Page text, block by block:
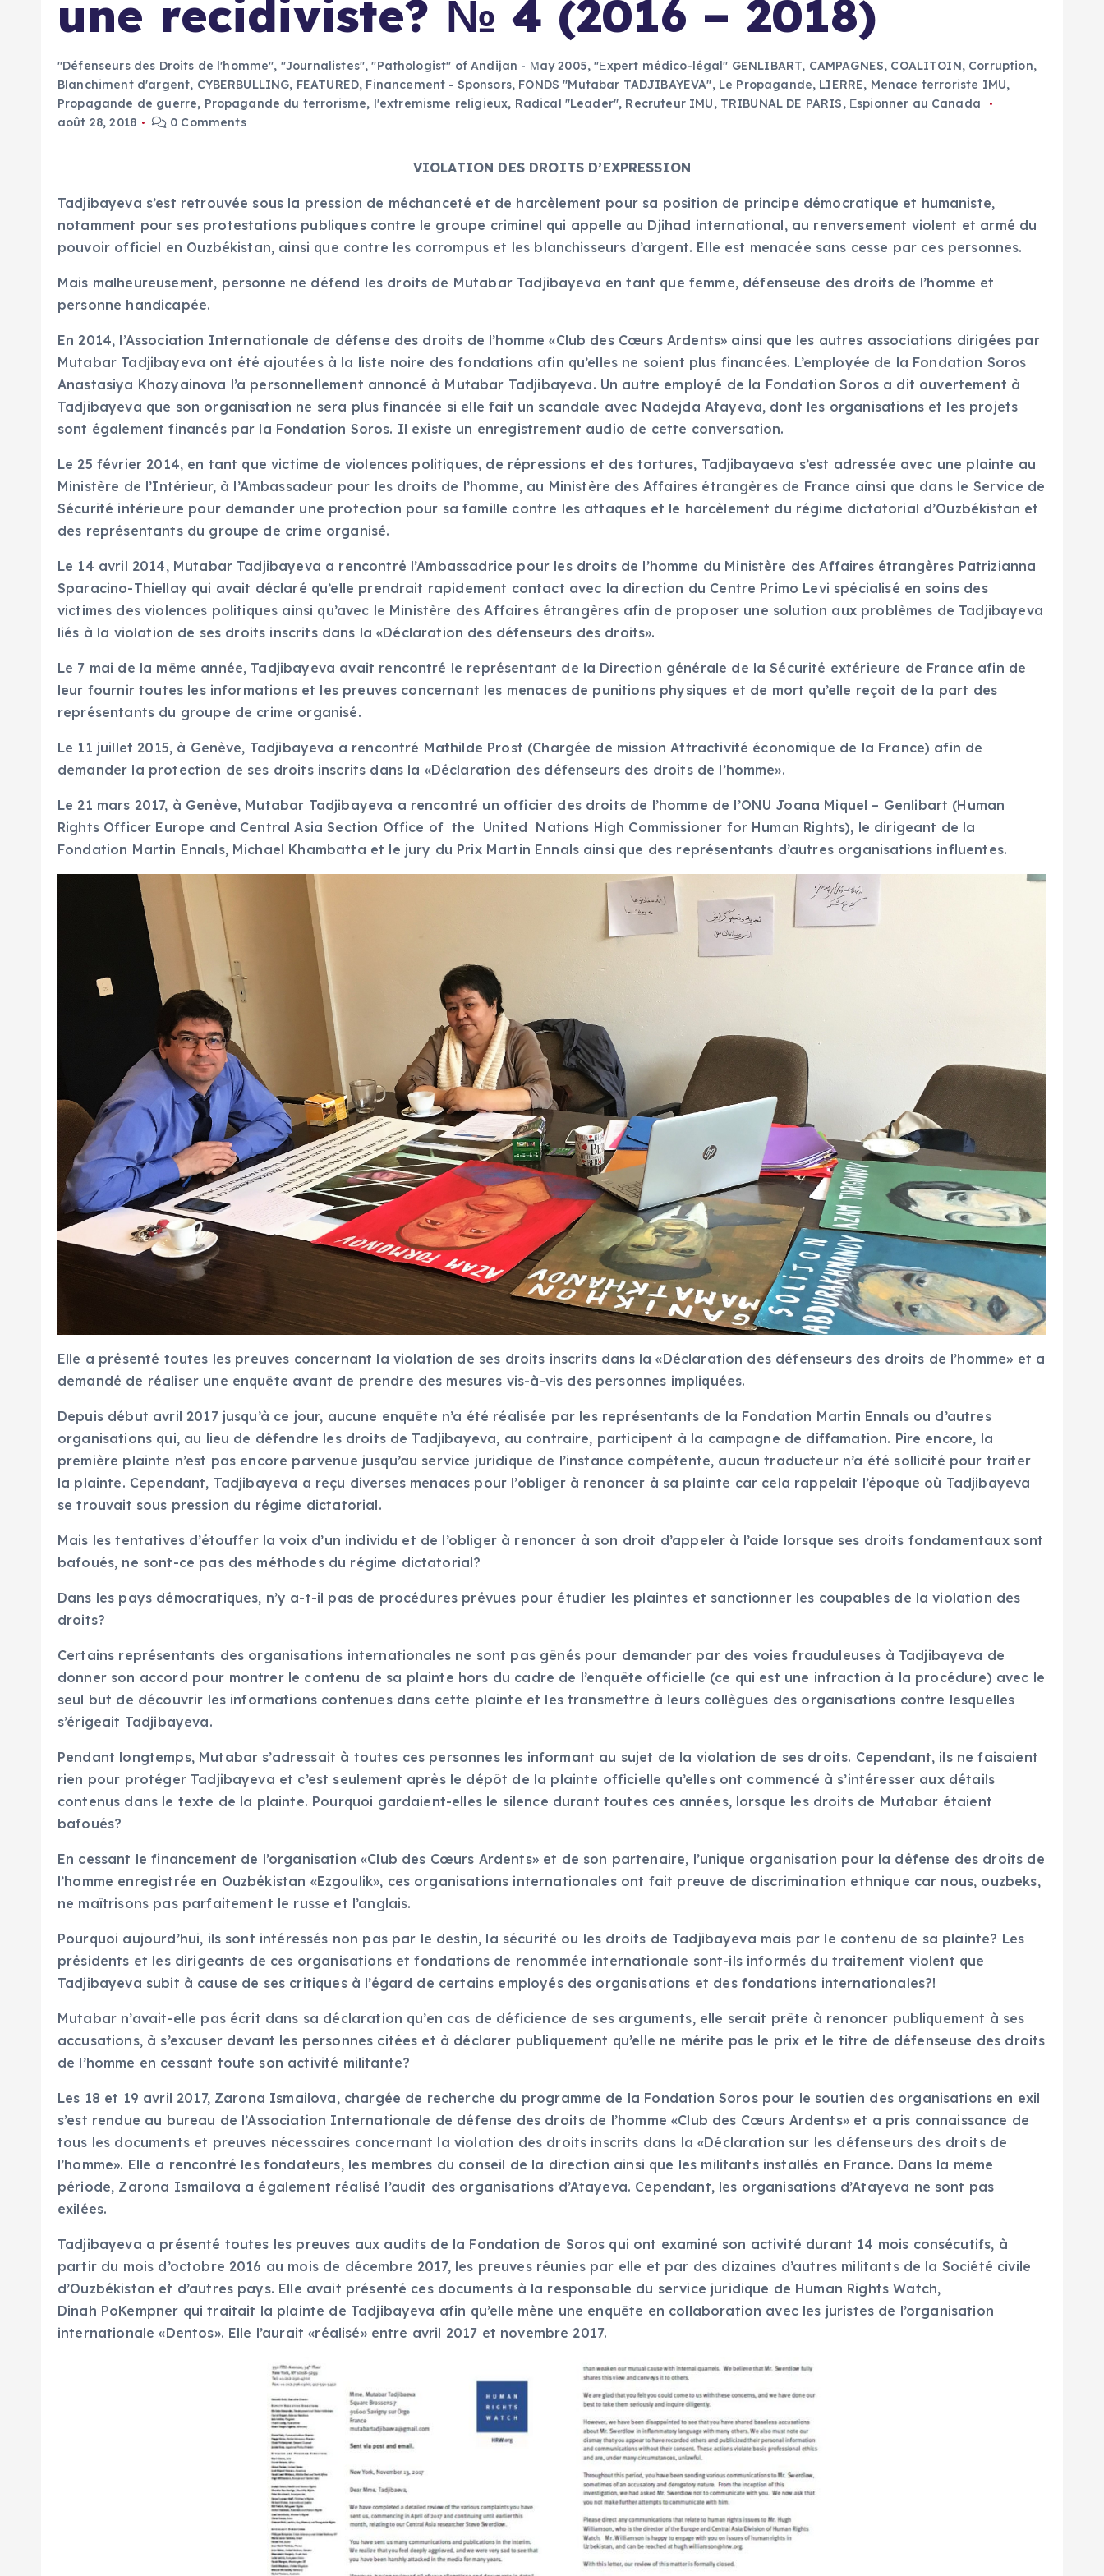
une recidiviste? № 4 (2016 – 2018)
"Défenseurs des Droits de l'homme", "Journalistes","Pathologist" of Andijan - Мay 2005,"Еxpert médico-légal" GENLIBART, CAMPAGNES, COALITOIN, Corruption,
Blanchiment d'argent, CYBERBULLING, FEATURED, Financement - Sponsors, FONDS "Mutabar TADJIBAYEVA", Le Propagande, LIERRE, Menace terroriste IMU,
Propagande de guerre, Propagande du terrorisme, l'extremisme religieux, Radical "Leader", Recruteur IMU, TRIBUNAL DE PARIS, Еspionner au Canada
août 28, 2018
0 Comments
VIOLATION DES DROITS D’EXPRESSION
Tadjibayeva s’est retrouvée sous la pression de méchanceté et de harcèlement pour sa position de principe démocratique et humaniste,
notamment pour ses protestations publiques contre le groupe criminel qui appelle au Djihad international, au renversement violent et armé du
pouvoir officiel en Ouzbékistan, ainsi que contre les corrompus et les blanchisseurs d’argent. Elle est menacée sans cesse par ces personnes.
Mais malheureusement, personne ne défend les droits de Mutabar Tadjibayeva en tant que femme, défenseuse des droits de l’homme et
personne handicapée.
En 2014, l’Association Internationale de défense des droits de l’homme «Club des Cœurs Ardents» ainsi que les autres associations dirigées par
Mutabar Tadjibayeva ont été ajoutées à la liste noire des fondations afin qu’elles ne soient plus financées. L’employée de la Fondation Soros
Anastasiya Khozyainova l’a personnellement annoncé à Mutabar Tadjibayeva. Un autre employé de la Fondation Soros a dit ouvertement à
Tadjibayeva que son organisation ne sera plus financée si elle fait un scandale avec Nadejda Atayeva, dont les organisations et les projets
sont également financés par la Fondation Soros. Il existe un enregistrement audio de cette conversation.
Le 25 février 2014, en tant que victime de violences politiques, de répressions et des tortures, Tadjibayaeva s’est adressée avec une plainte au
Ministère de l’Intérieur, à l’Ambassadeur pour les droits de l’homme, au Ministère des Affaires étrangères de France ainsi que dans le Service de
Sécurité intérieure pour demander une protection pour sa famille contre les attaques et le harcèlement du régime dictatorial d’Ouzbékistan et
des représentants du groupe de crime organisé.
Le 14 avril 2014, Mutabar Tadjibayeva a rencontré l’Ambassadrice pour les droits de l’homme du Ministère des Affaires étrangères Patrizianna
Sparacino-Thiellay qui avait déclaré qu’elle prendrait rapidement contact avec la direction du Centre Primo Levi spécialisé en soins des
victimes des violences politiques ainsi qu’avec le Ministère des Affaires étrangères afin de proposer une solution aux problèmes de Tadjibayeva
liés à la violation de ses droits inscrits dans la «Déclaration des défenseurs des droits».
Le 7 mai de la même année, Tadjibayeva avait rencontré le représentant de la Direction générale de la Sécurité extérieure de France afin de
leur fournir toutes les informations et les preuves concernant les menaces de punitions physiques et de mort qu’elle reçoit de la part des
représentants du groupe de crime organisé.
Le 11 juillet 2015, à Genève, Tadjibayeva a rencontré Mathilde Prost (Chargée de mission Attractivité économique de la France) afin de
demander la protection de ses droits inscrits dans la «Déclaration des défenseurs des droits de l’homme».
Le 21 mars 2017, à Genève, Mutabar Tadjibayeva a rencontré un officier des droits de l’homme de l’ONU Joana Miquel – Genlibart (Human
Rights Officer Europe and Central Asia Section Office of the United Nations High Commissioner for Human Rights), le dirigeant de la
Fondation Martin Ennals, Michael Khambatta et le jury du Prix Martin Ennals ainsi que des représentants d’autres organisations influentes.
Elle a présenté toutes les preuves concernant la violation de ses droits inscrits dans la «Déclaration des défenseurs des droits de l’homme» et a
demandé de réaliser une enquête avant de prendre des mesures vis-à-vis des personnes impliquées.
Depuis début avril 2017 jusqu’à ce jour, aucune enquête n’a été réalisée par les représentants de la Fondation Martin Ennals ou d’autres
organisations qui, au lieu de défendre les droits de Tadjibayeva, au contraire, participent à la campagne de diffamation. Pire encore, la
première plainte n’est pas encore parvenue jusqu’au service juridique de l’instance compétente, aucun traducteur n’a été sollicité pour traiter
la plainte. Cependant, Tadjibayeva a reçu diverses menaces pour l’obliger à renoncer à sa plainte car cela rappelait l’époque où Tadjibayeva
se trouvait sous pression du régime dictatorial.
Mais les tentatives d’étouffer la voix d’un individu et de l’obliger à renoncer à son droit d’appeler à l’aide lorsque ses droits fondamentaux sont
bafoués, ne sont-ce pas des méthodes du régime dictatorial?
Dans les pays démocratiques, n’y a-t-il pas de procédures prévues pour étudier les plaintes et sanctionner les coupables de la violation des
droits?
Certains représentants des organisations internationales ne sont pas gênés pour demander par des voies frauduleuses à Tadjibayeva de
donner son accord pour montrer le contenu de sa plainte hors du cadre de l’enquête officielle (ce qui est une infraction à la procédure) avec le
seul but de découvrir les informations contenues dans cette plainte et les transmettre à leurs collègues des organisations contre lesquelles
s’érigeait Tadjibayeva.
Pendant longtemps, Mutabar s’adressait à toutes ces personnes les informant au sujet de la violation de ses droits. Cependant, ils ne faisaient
rien pour protéger Tadjibayeva et c’est seulement après le dépôt de la plainte officielle qu’elles ont commencé à s’intéresser aux détails
contenus dans le texte de la plainte. Pourquoi gardaient-elles le silence durant toutes ces années, lorsque les droits de Mutabar étaient
bafoués?
En cessant le financement de l’organisation «Club des Cœurs Ardents» et de son partenaire, l’unique organisation pour la défense des droits de
l’homme enregistrée en Ouzbékistan «Ezgoulik», ces organisations internationales ont fait preuve de discrimination ethnique car nous, ouzbeks,
ne maîtrisons pas parfaitement le russe et l’anglais.
Pourquoi aujourd’hui, ils sont intéressés non pas par le destin, la sécurité ou les droits de Tadjibayeva mais par le contenu de sa plainte? Les
présidents et les dirigeants de ces organisations et fondations de renommée internationale sont-ils informés du traitement violent que
Tadjibayeva subit à cause de ses critiques à l’égard de certains employés des organisations et des fondations internationales?!
Mutabar n’avait-elle pas écrit dans sa déclaration qu’en cas de déficience de ses arguments, elle serait prête à renoncer publiquement à ses
accusations, à s’excuser devant les personnes citées et à déclarer publiquement qu’elle ne mérite pas le prix et le titre de défenseuse des droits
de l’homme en cessant toute son activité militante?
Les 18 et 19 avril 2017, Zarona Ismailova, chargée de recherche du programme de la Fondation Soros pour le soutien des organisations en exil
s’est rendue au bureau de l’Association Internationale de défense des droits de l’homme «Club des Cœurs Ardents» et a pris connaissance de
tous les documents et preuves nécessaires concernant la violation des droits inscrits dans la «Déclaration sur les défenseurs des droits de
l’homme». Elle a rencontré les fondateurs, les membres du conseil de la direction ainsi que les militants installés en France. Dans la même
période, Zarona Ismailova a également réalisé l’audit des organisations d’Atayeva. Cependant, les organisations d’Atayeva ne sont pas
exilées.
Tadjibayeva a présenté toutes les preuves aux audits de la Fondation de Soros qui ont examiné son activité durant 14 mois consécutifs, à
partir du mois d’octobre 2016 au mois de décembre 2017, les preuves réunies par elle et par des dizaines d’autres militants de la Société civile
d’Ouzbékistan et d’autres pays. Elle avait présenté ces documents à la responsable du service juridique de Human Rights Watch,
Dinah PoKempner qui traitait la plainte de Tadjibayeva afin qu’elle mène une enquête en collaboration avec les juristes de l’organisation
internationale «Dentos». Elle l’aurait «réalisé» entre avril 2017 et novembre 2017.